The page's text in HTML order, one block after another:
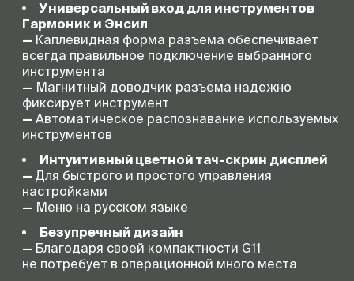
Универсальный вход для инструментов
Гармоник и Энсил
— Каплевидная форма разъема обеспечивает
всегда правильное подключение выбранного
инструмента
— Магнитный доводчик разъема надежно
фиксирует инструмент
— Автоматическое распознавание используемых
инструментов
Интуитивный цветной тач-скрин дисплей
— Для быстрого и простого управления
настройками
— Меню на русском языке
Безупречный дизайн
— Благодаря своей компактности G11
не потребует в операционной много места